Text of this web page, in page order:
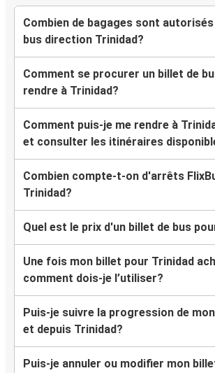
Combien de bagages sont
bus direction Trinidad?
Comment se procurer un billet de
rendre à Trinidad?
Comment puis-je me rendre à
et consulter les itinéraires
Combien compte-t-on d'arrêts
Trinidad?
Quel est le prix d'un billet de bus
Une fois mon billet pour Trinidad
comment dois-je l’utiliser?
Puis-je suivre la progression de
et depuis Trinidad?
Puis-je annuler ou modifier mon